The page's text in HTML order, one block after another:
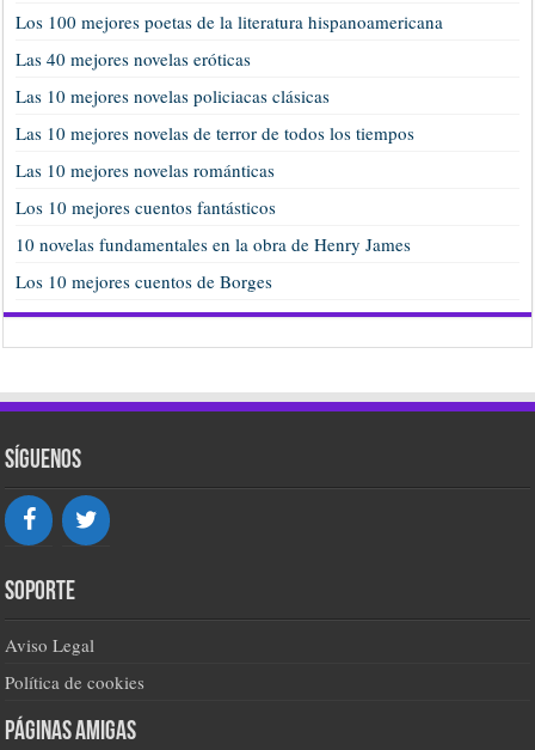
Los 100 mejores poetas de la literatura hispanoamericana
Las 40 mejores novelas eróticas
Las 10 mejores novelas policiacas clásicas
Las 10 mejores novelas de terror de todos los tiempos
Las 10 mejores novelas románticas
Los 10 mejores cuentos fantásticos
10 novelas fundamentales en la obra de Henry James
Los 10 mejores cuentos de Borges
Síguenos
Soporte
Aviso Legal
Política de cookies
Páginas amigas